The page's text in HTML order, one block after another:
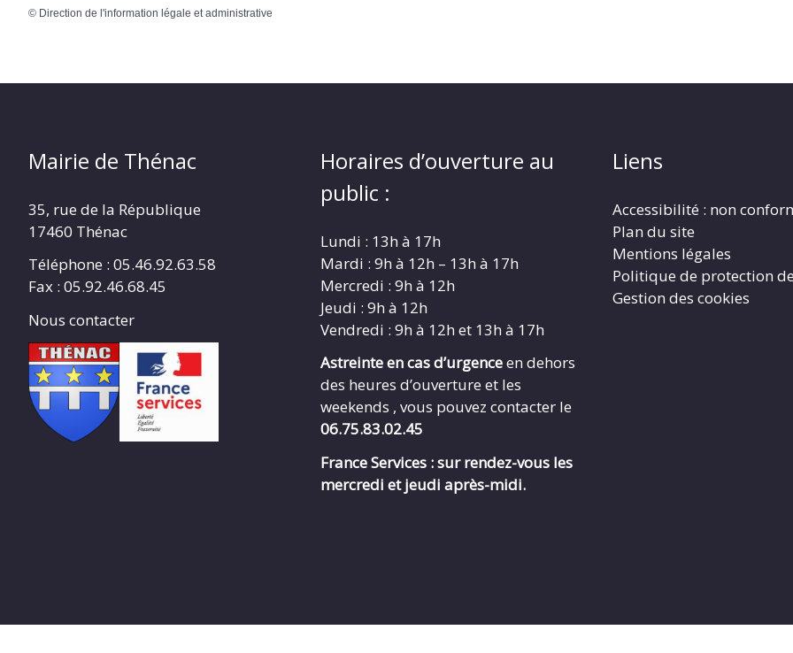
© Direction de l'information légale et administrative
Mairie de Thénac
35, rue de la République
17460 Thénac
Téléphone : 05.46.92.63.58
Fax : 05.92.46.68.45
Nous contacter
Horaires d’ouverture au
public :
Lundi : 13h à 17h
Mardi : 9h à 12h – 13h à 17h
Mercredi : 9h à 12h
Jeudi : 9h à 12h
Vendredi : 9h à 12h et 13h à 17h
Astreinte en cas d’urgenceen dehors
des heures d’ouverture et les
weekends , vous pouvez contacter le
06.75.83.02.45
France Services : sur rendez-vous les
mercredi et jeudi après-midi.
Liens
Accessibilité : non
Plan du site
Mentions légales
Politique de protection
Gestion des cookies